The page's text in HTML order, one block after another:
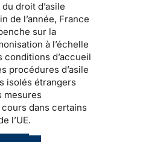
droit d’asile
de l’année, France
sur la
à l’échelle
conditions d’accueil
procédures d’asile
isolés étrangers
mesures
dans certains
l’UE.